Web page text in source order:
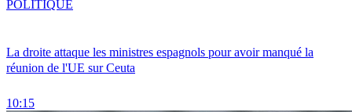
La droite attaque les ministres espagnols pour avoir manqué la
réunion de l'UE sur Ceuta
10:15
POLITIQUE